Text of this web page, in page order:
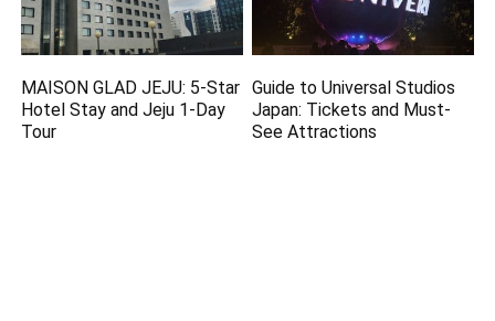
MAISON GLAD JEJU: 5-Star
Hotel Stay and Jeju 1-Day
Tour
Guide to Universal Studios
Japan: Tickets and Must-
See Attractions